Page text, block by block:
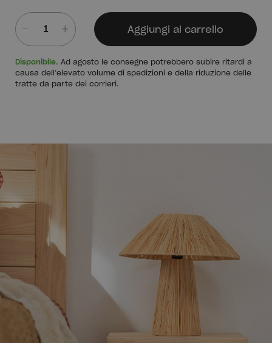
Aggiungi al carrello
Disponibile. Ad agosto le consegne potrebbero subire ritardi a
causa dell’elevato volume di spedizioni e della riduzione delle
tratte da parte dei corrieri.